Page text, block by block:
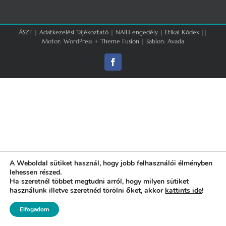
ÁSZF | Adatkezelési Tájékoztató | NAIH engedély | Etikai Kódex ||
Motor: WordPress + Theme Fusion | Sablon: Avada
Facebook
A Weboldal sütiket használ, hogy jobb felhasználói élményben
lehessen részed.
Ha szeretnél többet megtudni arról, hogy milyen sütiket
használunk illetve szeretnéd törölni őket, akkor kattints ide!
Elfogadom